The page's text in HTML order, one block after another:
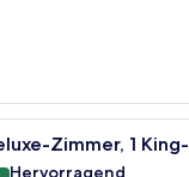
Stuhl, einem
Bügeleisen/
5 Zimmer, 1
Hervorragend